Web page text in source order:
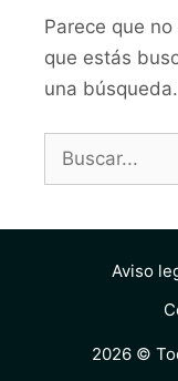
Parece que
que estás
una búsqueda.
Buscar:
Aviso
2026 ©